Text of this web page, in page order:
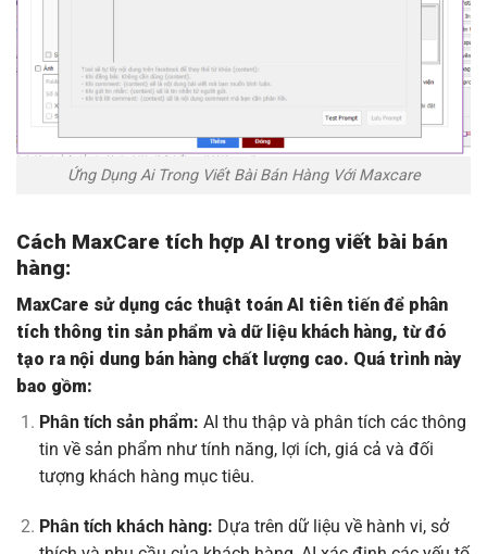
Ứng Dụng Ai Trong Viết Bài Bán Hàng Với Maxcare
Cách MaxCare tích hợp AI trong viết bài bán
hàng:
MaxCare sử dụng các thuật toán AI tiên tiến để phân
tích thông tin sản phẩm và dữ liệu khách hàng, từ đó
tạo ra nội dung bán hàng chất lượng cao. Quá trình này
bao gồm:
Phân tích sản phẩm: AI thu thập và phân tích các thông
tin về sản phẩm như tính năng, lợi ích, giá cả và đối
tượng khách hàng mục tiêu.
Phân tích khách hàng: Dựa trên dữ liệu về hành vi, sở